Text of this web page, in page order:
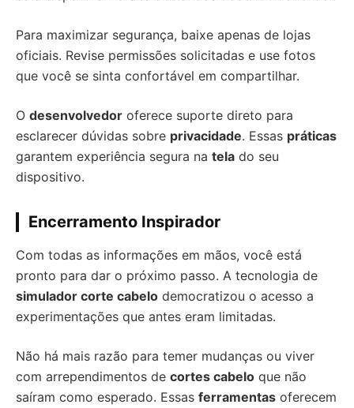
Para maximizar segurança, baixe apenas de lojas
oficiais. Revise permissões solicitadas e use fotos
que você se sinta confortável em compartilhar.
O desenvolvedor oferece suporte direto para
esclarecer dúvidas sobre privacidade. Essas práticas
garantem experiência segura na tela do seu
dispositivo.
Encerramento Inspirador
Com todas as informações em mãos, você está
pronto para dar o próximo passo. A tecnologia de
simulador corte cabelo democratizou o acesso a
experimentações que antes eram limitadas.
Não há mais razão para temer mudanças ou viver
com arrependimentos de cortes cabelo que não
saíram como esperado. Essas ferramentas oferecem